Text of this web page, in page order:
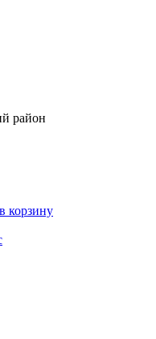
район
корзину